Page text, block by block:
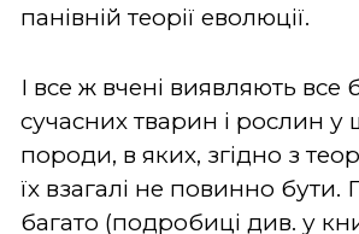
панівній теорії еволюції.
І все ж вчені виявляють все
сучасних тварин і рослин у
породи, в яких, згідно з
їх взагалі не повинно бути.
багато (подробиці див. у